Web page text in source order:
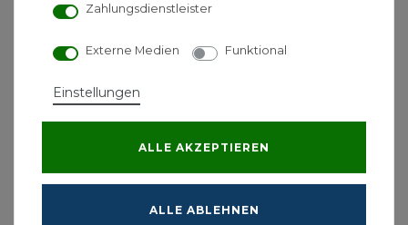
Elementbaulänge 45 mm
Rohrwandstärke 1,25 mm
Leistung pro Glied:
Säulen (Bautiefe)
1500 mm
2-Säuler 102 Watt
Zahlungsdienstleister
Externe Medien Funktional
Einstellungen
ALLE AKZEPTIEREN
ALLE ABLEHNEN